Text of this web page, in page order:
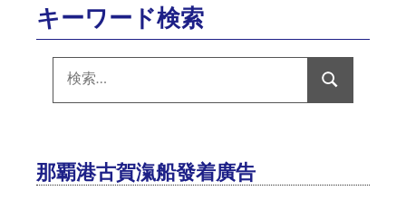
キーワード検索
索:
検
索
那覇港古賀滊船發着廣告